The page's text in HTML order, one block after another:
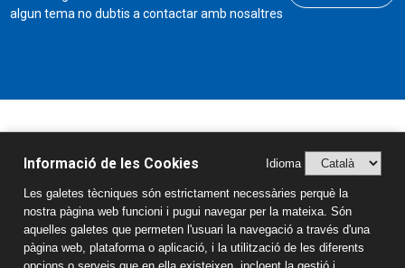
algun tema no dubtis a contactar amb nosaltres
i de 15h a 17:30h
Oferta Educativa
Informació de les Cookies Idioma
Les galetes tècniques són estrictament necessàries perquè la
nostra pàgina web funcioni i pugui navegar per la mateixa. Són
aquelles galetes que permeten l'usuari la navegació a través d'una
pàgina web, plataforma o aplicació, i la utilització de les diferents